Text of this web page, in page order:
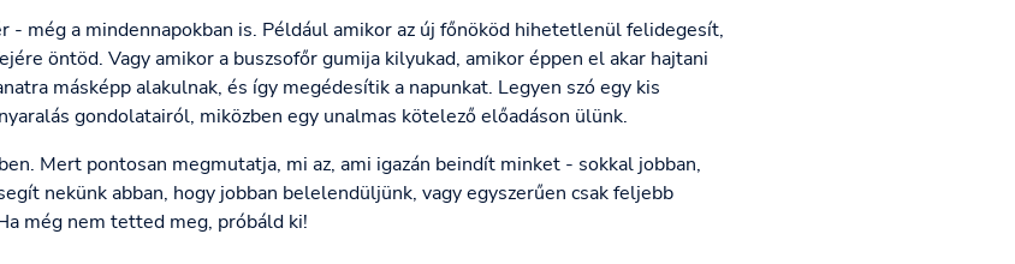
- még a mindennapokban is. Például amikor az új főnököd hihetetlenül felidegesít,
öntöd. Vagy amikor a buszsofőr gumija kilyukad, amikor éppen el akar hajtani
másképp alakulnak, és így megédesítik a napunkat. Legyen szó egy kis
gondolatairól, miközben egy unalmas kötelező előadáson ülünk.
Mert pontosan megmutatja, mi az, ami igazán beindít minket - sokkal jobban,
nekünk abban, hogy jobban belelendüljünk, vagy egyszerűen csak feljebb
még nem tetted meg, próbáld ki!